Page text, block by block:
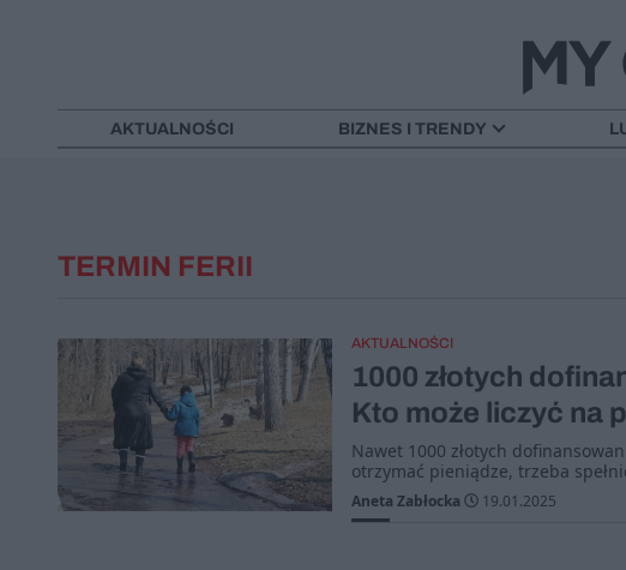
AKTUALNOŚCI BIZNES I TRENDY
TERMIN FERII
AKTUALNOŚCI
1000 złotych
Kto może liczyć na
Nawet 1000 złotych
otrzymać pieniądze, trzeba
Aneta Zabłocka 19.01.2025